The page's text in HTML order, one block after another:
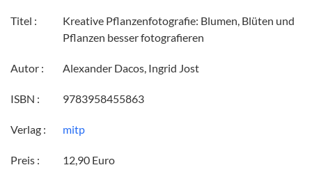
Titel :
Kreative Pflanzenfotografie: Blumen, Blüten und
Pflanzen besser fotografieren
Autor : Alexander Dacos, Ingrid Jost
ISBN : 9783958455863
Verlag : mitp
Preis : 12,90 Euro